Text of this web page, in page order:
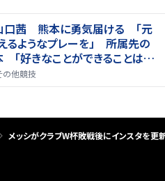
山口茜 熊本に勇気届ける 「元
るようなプレーを」 所属先の
好きなことができることは当
の他競技
メッシがクラブW杯敗戦後にインスタを更